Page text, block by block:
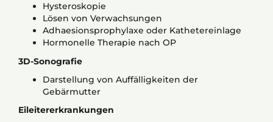
Hysteroskopie
Lösen von Verwachsungen
Adhaesionsprophylaxe oder Kathetereinlage
Hormonelle Therapie nach OP
3D-Sonografie
Darstellung von Auffälligkeiten der
Gebärmutter
Eileitererkrankungen